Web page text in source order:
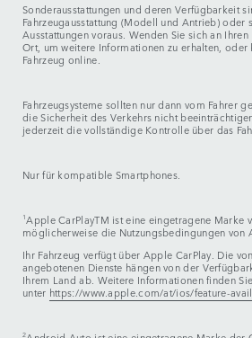
Sonderausstattungen und deren Verfügbarkeit
Fahrzeugausstattung (Modell und Antrieb) oder
Ausstattungen voraus. Wenden Sie sich an
Ort, um weitere Informationen zu erhalten, oder
Fahrzeug online.
Fahrzeugsysteme sollten nur dann vom Fahrer
die Sicherheit des Verkehrs nicht
jederzeit die vollständige Kontrolle über das
Nur für kompatible Smartphones.
1Apple CarPlayTM ist eine eingetragene Marke
möglicherweise die Nutzungsbedingungen von
Ihr Fahrzeug verfügt über Apple CarPlay. Die
angebotenen Dienste hängen von der
Ihrem Land ab. Weitere Informationen finden Sie
unter https://www.apple.com/at/ios/feature-
2